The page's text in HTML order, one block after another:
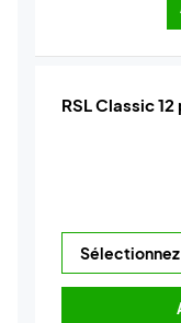
RSL Classic 12